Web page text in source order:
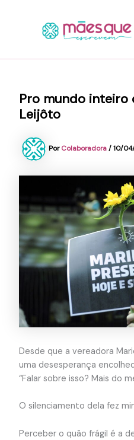
Pro mundo inteiro
Leijôto
PorColaboradora/10/
Desde que a vereadora
uma desesperança
“Falar sobre isso? Mais do
O silenciamento dela fez
Perceber o quão frágil é a